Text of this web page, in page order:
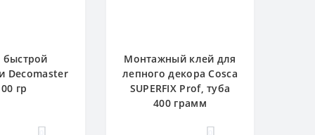
быстрой
Decomaster
гр
Монтажный клей для
лепного декора Cosca
SUPERFIX Prof, туба
400 грамм